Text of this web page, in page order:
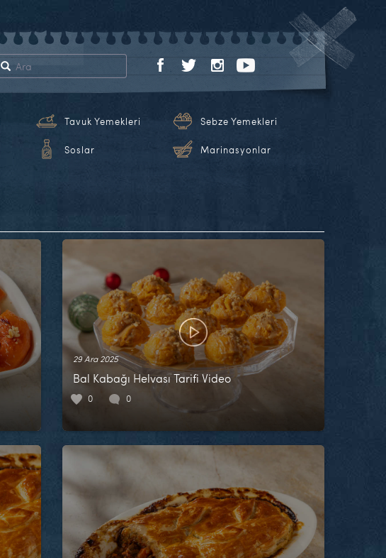
Tavuk Yemekleri Sebze Yemekleri
Soslar Marinasyonlar
29 Ara 2025
Bal Kabağı Helvası Tarifi Video
0 0